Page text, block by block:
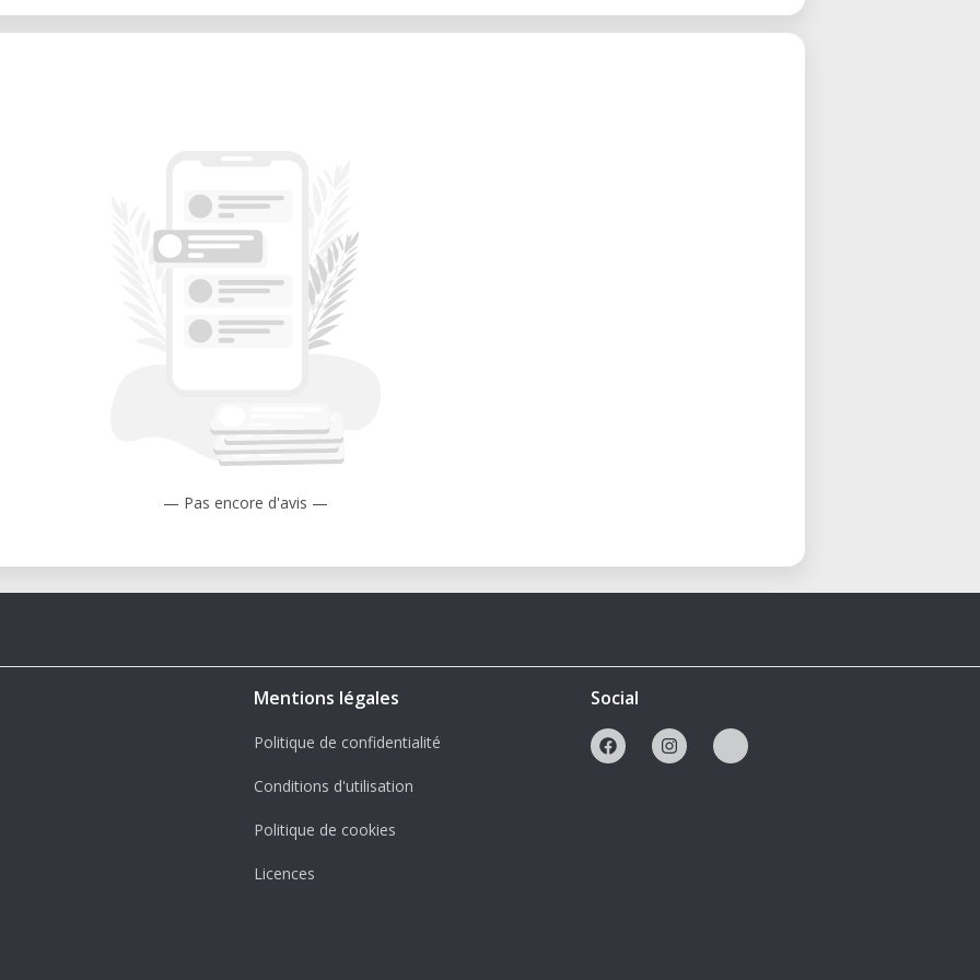
— Pas encore d'avis —
Mentions légales
Politique de confidentialité
Conditions d'utilisation
Politique de cookies
Licences
Social